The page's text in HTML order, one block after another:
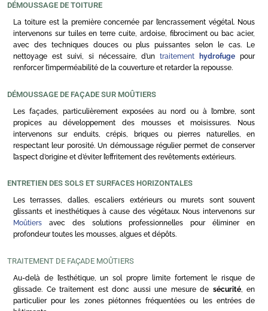
DÉMOUSSAGE DE TOITURE
La toiture est la première concernée par l’encrassement végétal. Nous
intervenons sur tuiles en terre cuite, ardoise, fibrociment ou bac acier,
avec des techniques douces ou plus puissantes selon le cas. Le
nettoyage est suivi, si nécessaire, d’untraitement hydrofuge pour
renforcer l’imperméabilité de la couverture et retarder la repousse.
DÉMOUSSAGE DE FAÇADE SUR MOÛTIERS
Les façades, particulièrement exposées au nord ou à l’ombre, sont
propices au développement des mousses et moisissures. Nous
intervenons sur enduits, crépis, briques ou pierres naturelles, en
respectant leur porosité. Un démoussage régulier permet de conserver
l’aspect d’origine et d’éviter l’effritement des revêtements extérieurs.
ENTRETIEN DES SOLS ET SURFACES HORIZONTALES
Les terrasses, dalles, escaliers extérieurs ou murets sont souvent
glissants et inesthétiques à cause des végétaux. Nous intervenons sur
Moûtiers avec des solutions professionnelles pour éliminer en
profondeur toutes les mousses, algues et dépôts.
TRAITEMENT DE FAÇADE MOÛTIERS
Au-delà de l’esthétique, un sol propre limite fortement le risque de
glissade. Ce traitement est donc aussi une mesure de sécurité, en
particulier pour les zones piétonnes fréquentées ou les entrées de